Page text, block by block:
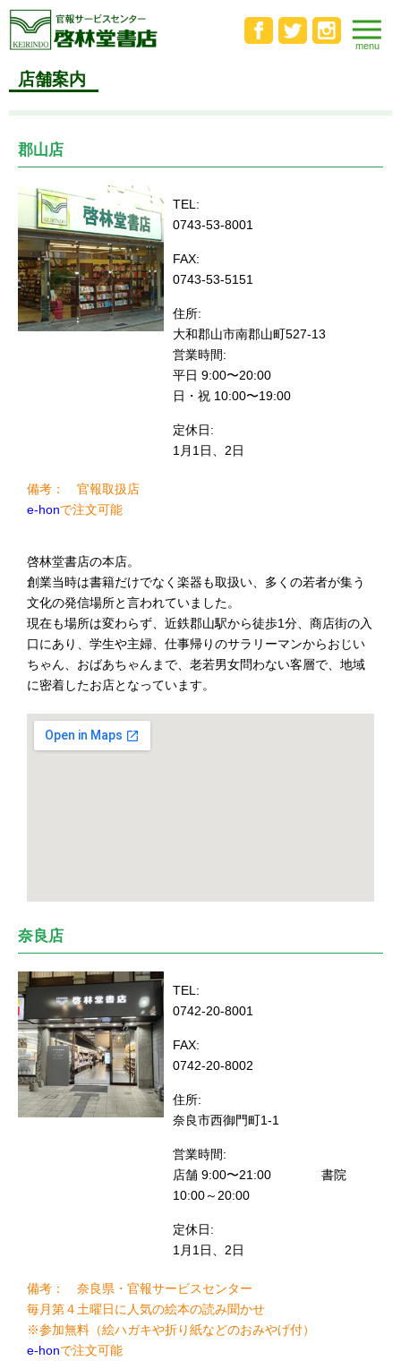
店舗案内
郡山店
TEL:
0743-53-8001
FAX:
0743-53-5151
住所:
大和郡山市南郡山町527-13
営業時間:
平日 9:00〜20:00
日・祝 10:00〜19:00
定休日:
1月1日、2日
備考： 官報取扱店
e-honで注文可能
啓林堂書店の本店。
創業当時は書籍だけでなく楽器も取扱い、多くの若者が集う
文化の発信場所と言われていました。
現在も場所は変わらず、近鉄郡山駅から徒歩1分、商店街の入
口にあり、学生や主婦、仕事帰りのサラリーマンからおじい
ちゃん、おばあちゃんまで、老若男女問わない客層で、地域
に密着したお店となっています。
奈良店
TEL:
0742-20-8001
FAX:
0742-20-8002
住所:
奈良市西御門町1-1
営業時間:
店舗 9:00〜21:00 書院
10:00～20:00
定休日:
1月1日、2日
備考： 奈良県・官報サービスセンター
毎月第４土曜日に人気の絵本の読み聞かせ
※参加無料（絵ハガキや折り紙などのおみやげ付）
e-honで注文可能